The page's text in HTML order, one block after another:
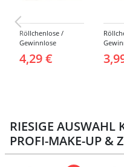
Röllchenlose /
Gewinnlose
Tombola, Treffer,
bunt - Nummern 1-
4,29 €
weiß -
RIESIGE AUSWAHL
PROFI-MAKE-UP &